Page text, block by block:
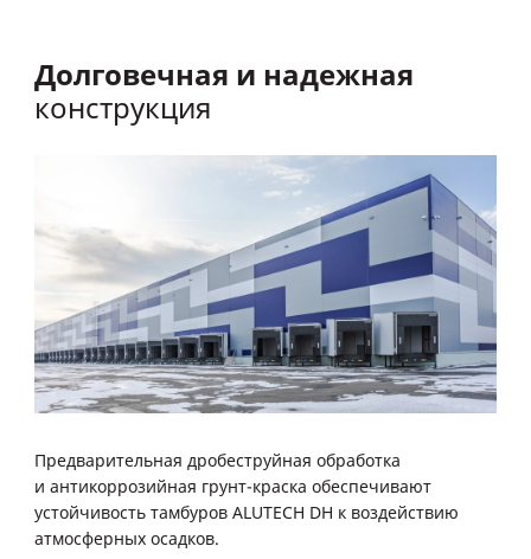
Долговечная и надежная
конструкция
Предварительная дробеструйная обработка
и антикоррозийная грунт-краска обеспечивают
устойчивость тамбуров ALUTECH DH к воздействию
атмосферных осадков.